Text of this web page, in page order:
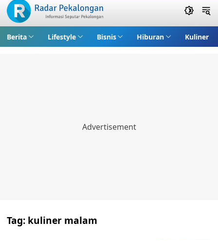
Berita Lifestyle Bisnis Hiburan Kuliner
Tag: kuliner malam